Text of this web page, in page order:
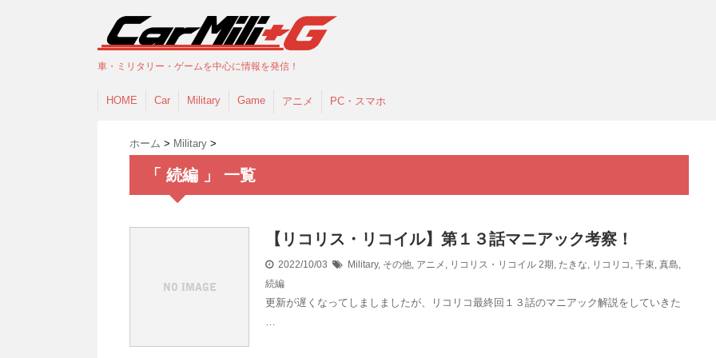
車・ミリタリー・ゲームを中心に情報を発信！
HOME Car Military Game アニメ PC・スマホ
ホーム > Military >
「 続編 」 一覧
【リコリス・リコイル】第１３話マニアック考察！
2022/10/03 Military, その他 アニメ リコリス・リコイル 2期 たきな リコリコ 千束 真島
続編
更新が遅くなってしましましたが、リコリコ最終回１３話のマニアック解説をしていきた